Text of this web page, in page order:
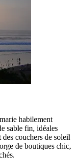
habilement
sable fin, idéales
couchers de soleil
de boutiques chic,